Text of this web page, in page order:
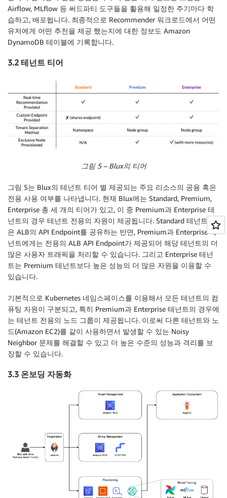
Airflow, MLflow 등 써드파티 도구들을 활용해 일정한 주기마다 학
습하고, 배포됩니다. 최종적으로 Recommender 워크로드에서 어떤
유저에게 어떤 추천을 제공 했는지에 대한 정보도 Amazon
DynamoDB 테이블에 기록합니다.
3.2 테넌트 티어
그림 5 – Blux의 티어
그림 5는 Blux의 테넌트 티어 별 제공되는 주요 리소스의 공용 혹은
전용 사용 여부를 나타냅니다. 현재 Blux에는 Standard, Premium,
Enterprise 총 세 개의 티어가 있고, 이 중 Premium과 Enterprise 테
넌트의 경우 테넌트 전용의 자원이 제공됩니다. Standard 테넌트들
은 ALB의 API Endpoint를 공유하는 반면, Premium과 Enterprise 테
넌트에게는 전용의 ALB API Endpoint가 제공되어 해당 테넌트의 더
많은 사용자 트래픽을 처리할 수 있습니다. 그리고 Enterprise 테넌
트는 Premium 테넌트보다 높은 성능의 더 많은 자원을 이용할 수
있습니다.
기본적으로 Kubernetes 네임스페이스를 이용해서 모든 테넌트의 컴
퓨팅 자원이 구분되고, 특히 Premium과 Enterprise 테넌트의 경우에
는 테넌트 전용의 노드 그룹이 제공됩니다. 이로써 다른 테넌트와 노
드(Amazon EC2)를 같이 사용하면서 발생할 수 있는 Noisy
Neighbor 문제를 해결할 수 있고 더 높은 수준의 성능과 격리를 보
장할 수 있습니다.
3.3 온보딩 자동화